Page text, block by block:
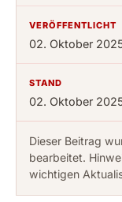
VERÖFFENTLICHT
02. Oktober
STAND
02. Oktober
Dieser Beitrag
bearbeitet.
wichtigen